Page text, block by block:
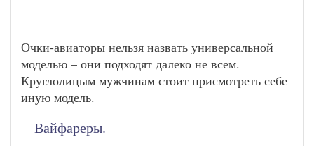
Очки-авиаторы нельзя назвать универсальной
моделью – они подходят далеко не всем.
Круглолицым мужчинам стоит присмотреть себе
иную модель.
Вайфареры.